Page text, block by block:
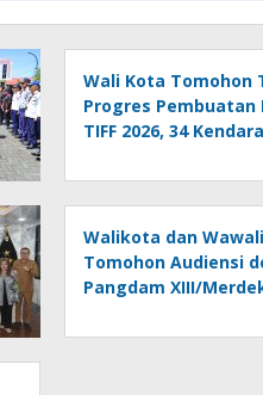
Wali Kota Tomohon
Progres Pembuatan
TIFF 2026, 34
Walikota dan Wawali
Tomohon Audiensi
Pangdam XIII/